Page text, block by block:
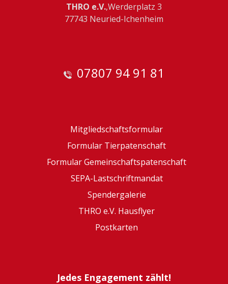
THRO e.V.,Werderplatz 3
77743 Neuried-Ichenheim
07807 94 91 81
Mitgliedschaftsformular
Formular Tierpatenschaft
Formular Gemeinschaftspatenschaft
SEPA-Lastschriftmandat
Spendergalerie
THRO e.V. Hausflyer
Postkarten
Jedes Engagement zählt!